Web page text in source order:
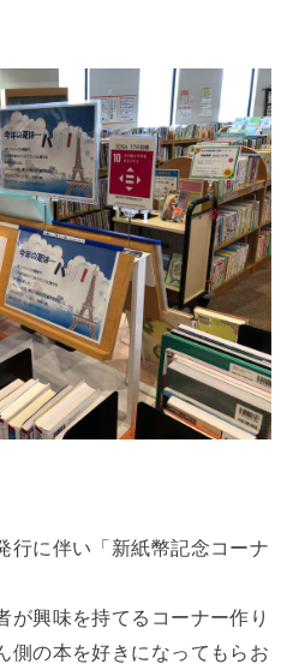
行に伴い「新紙幣記念コーナ
が興味を持てるコーナー作り
側の本を好きになってもらお